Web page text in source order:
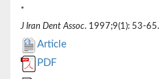
*
J Iran Dent Assoc. 1997;9(1): 53-65.
Article
PDF